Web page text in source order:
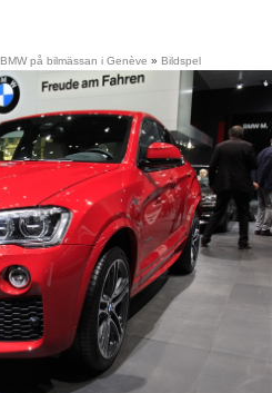
BMW på bilmässan i Genève » Bildspel